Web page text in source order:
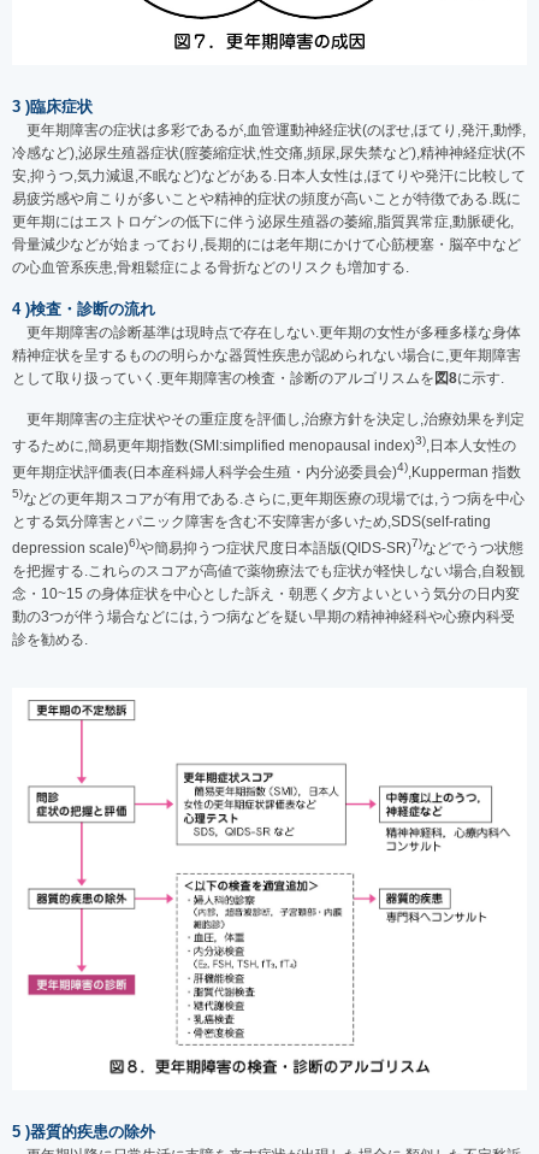
3 )臨床症状
更年期障害の症状は多彩であるが,血管運動神経症状(のぼせ,ほてり,発汗,動悸,
冷感など),泌尿生殖器症状(腟萎縮症状,性交痛,頻尿,尿失禁など),精神神経症状(不
安,抑うつ,気力減退,不眠など)などがある.日本人女性は,ほてりや発汗に比較して
易疲労感や肩こりが多いことや精神的症状の頻度が高いことが特徴である.既に
更年期にはエストロゲンの低下に伴う泌尿生殖器の萎縮,脂質異常症,動脈硬化,
骨量減少などが始まっており,長期的には老年期にかけて心筋梗塞・脳卒中など
の心血管系疾患,骨粗鬆症による骨折などのリスクも増加する.
4 )検査・診断の流れ
更年期障害の診断基準は現時点で存在しない.更年期の女性が多種多様な身体
精神症状を呈するものの明らかな器質性疾患が認められない場合に,更年期障害
として取り扱っていく.更年期障害の検査・診断のアルゴリスムを 図8に示す.
更年期障害の主症状やその重症度を評価し,治療方針を決定し,治療効果を判定
するために,簡易更年期指数(SMI:simplified menopausal index)3),日本人女性の
更年期症状評価表(日本産科婦人科学会生殖・内分泌委員会)4),Kupperman 指数
5)などの更年期スコアが有用である.さらに,更年期医療の現場では,うつ病を中心
とする気分障害とパニック障害を含む不安障害が多いため,SDS(self-rating
depression scale)6)や簡易抑うつ症状尺度日本語版(QIDS-SR)7)などでうつ状態
を把握する.これらのスコアが高値で薬物療法でも症状が軽快しない場合,自殺観
念・10~15 の身体症状を中心とした訴え・朝悪く夕方よいという気分の日内変
動の3つが伴う場合などには,うつ病などを疑い早期の精神神経科や心療内科受
診を勧める.
5 )器質的疾患の除外